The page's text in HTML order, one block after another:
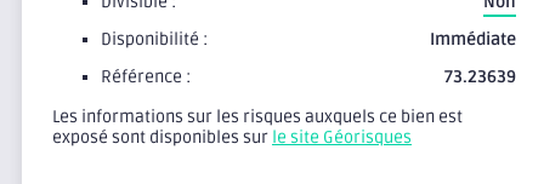
Disponibilité :
Immédiate
Référence :
73.23639
Les informations sur les risques auxquels ce bien est
exposé sont disponibles sur le site Géorisques